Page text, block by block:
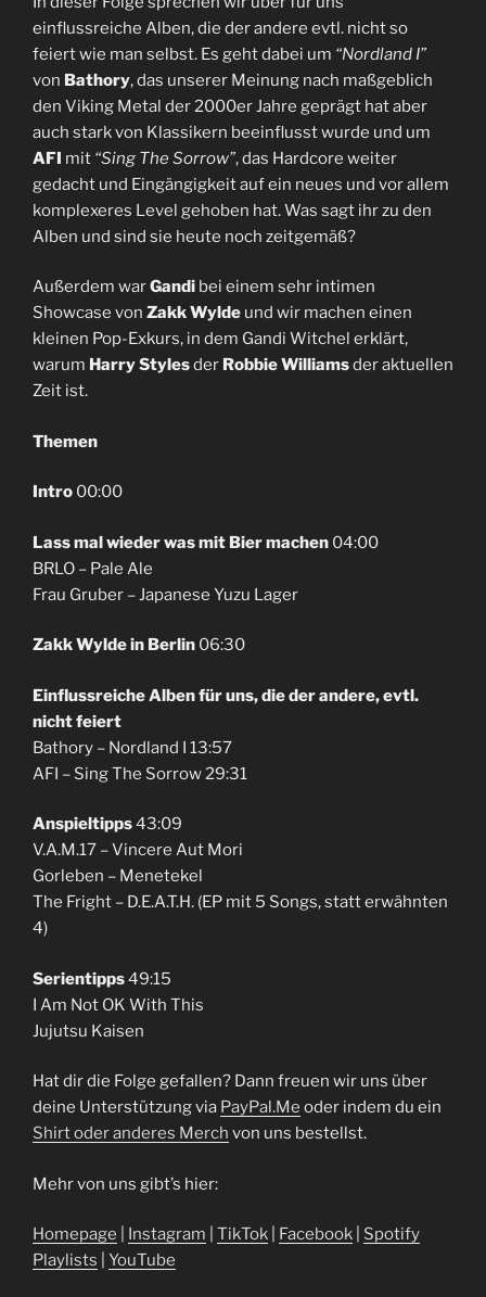
einflussreiche Alben, die der andere evtl. nicht so
feiert wie man selbst. Es geht dabei um “Nordland I”
von Bathory, das unserer Meinung nach maßgeblich
den Viking Metal der 2000er Jahre geprägt hat aber
auch stark von Klassikern beeinflusst wurde und um
AFI mit “Sing The Sorrow”, das Hardcore weiter
gedacht und Eingängigkeit auf ein neues und vor allem
komplexeres Level gehoben hat. Was sagt ihr zu den
Alben und sind sie heute noch zeitgemäß?
Außerdem warGandi bei einem sehr intimen
Showcase von Zakk Wylde und wir machen einen
kleinen Pop-Exkurs, in dem Gandi Witchel erklärt,
warum Harry Stylesder Robbie Williamsder aktuellen
Zeit ist.
Themen
Intro 00:00
Lass mal wieder was mit Bier machen 04:00
BRLO – Pale Ale
Frau Gruber – Japanese Yuzu Lager
Zakk Wylde in Berlin 06:30
Einflussreiche Alben für uns, die der andere, evtl.
nicht feiert
Bathory – Nordland I 13:57
AFI – Sing The Sorrow 29:31
Anspieltipps43:09
V.A.M.17 – Vincere Aut Mori
Gorleben – Menetekel
The Fright – D.E.A.T.H. (EP mit 5 Songs, statt erwähnten
4)
Serientipps49:15
I Am Not OK With This
Jujutsu Kaisen
Hat dir die Folge gefallen? Dann freuen wir uns über
deine Unterstützung via ⁠⁠⁠⁠⁠⁠⁠⁠⁠⁠⁠⁠⁠⁠⁠⁠⁠⁠⁠⁠⁠⁠⁠PayPal.Me⁠⁠⁠⁠⁠⁠⁠⁠⁠⁠⁠⁠⁠⁠⁠⁠⁠⁠⁠⁠⁠⁠⁠ oder indem du ein
⁠Shirt oder anderes Merch⁠ von uns bestellst.
Mehr von uns gibt’s hier:
⁠⁠⁠⁠⁠⁠⁠⁠⁠⁠⁠⁠⁠⁠⁠⁠⁠⁠⁠⁠⁠Homepage⁠⁠⁠⁠⁠⁠⁠⁠⁠⁠⁠⁠⁠⁠⁠⁠⁠⁠⁠⁠⁠⁠⁠ ⁠⁠⁠⁠⁠⁠⁠⁠⁠⁠⁠⁠⁠⁠⁠⁠⁠⁠⁠⁠⁠⁠⁠Instagram⁠⁠⁠⁠⁠⁠⁠⁠⁠⁠⁠⁠⁠⁠⁠⁠⁠⁠⁠⁠⁠⁠⁠ ⁠⁠⁠⁠⁠⁠⁠⁠⁠⁠⁠⁠⁠⁠⁠⁠⁠⁠⁠⁠⁠⁠⁠TikTok⁠⁠⁠⁠⁠⁠⁠⁠⁠⁠⁠⁠⁠⁠⁠⁠⁠⁠⁠⁠⁠⁠⁠ ⁠⁠⁠⁠⁠⁠⁠⁠⁠⁠⁠⁠⁠⁠⁠⁠⁠⁠⁠⁠⁠⁠⁠Facebook⁠⁠⁠⁠⁠⁠⁠⁠⁠⁠⁠⁠⁠⁠⁠⁠⁠⁠⁠⁠⁠⁠⁠
⁠⁠⁠⁠⁠⁠⁠⁠⁠⁠⁠⁠⁠⁠⁠⁠⁠⁠⁠⁠⁠⁠⁠Spotify
Playlists⁠⁠⁠⁠⁠⁠⁠⁠⁠⁠⁠⁠⁠⁠⁠⁠⁠⁠⁠⁠⁠⁠⁠
⁠⁠⁠⁠⁠⁠⁠⁠⁠⁠⁠⁠⁠⁠⁠⁠⁠⁠⁠⁠⁠⁠⁠YouTube